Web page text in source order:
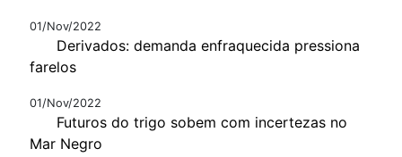
01/Nov/2022
Derivados: demanda enfraquecida pressiona
farelos
01/Nov/2022
Futuros do trigo sobem com incertezas no
Mar Negro